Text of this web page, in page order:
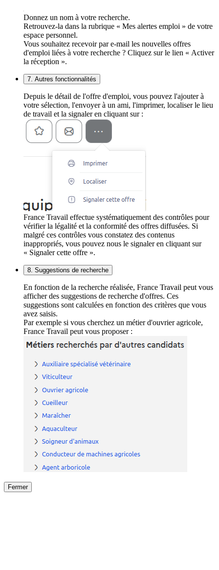
Donnez un nom à votre recherche.
Retrouvez-la dans la rubrique « Mes alertes emploi » de votre
espace personnel.
Vous souhaitez recevoir par e-mail les nouvelles offres
d'emploi liées à votre recherche ? Cliquez sur le lien « Activer
la réception ».
7. Autres fonctionnalités
Depuis le détail de l'offre d'emploi, vous pouvez l'ajouter à
votre sélection, l'envoyer à un ami, l'imprimer, localiser le lieu
de travail et la signaler en cliquant sur :
France Travail effectue systématiquement des contrôles pour
vérifier la légalité et la conformité des offres diffusées. Si
malgré ces contrôles vous constatez des contenus
inappropriés, vous pouvez nous le signaler en cliquant sur
« Signaler cette offre ».
8. Suggestions de recherche
En fonction de la recherche réalisée, France Travail peut vous
afficher des suggestions de recherche d'offres. Ces
suggestions sont calculées en fonction des critères que vous
avez saisis.
Par exemple si vous cherchez un métier d'ouvrier agricole,
France Travail peut vous proposer :
Fermer